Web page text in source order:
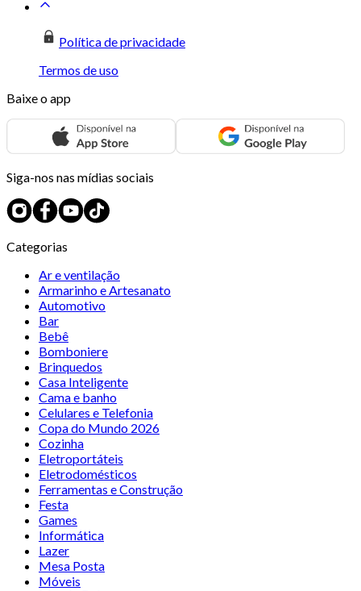
Política de privacidade
Termos de uso
Baixe o app
Siga-nos nas mídias sociais
Categorias
Ar e ventilação
Armarinho e Artesanato
Automotivo
Bar
Bebê
Bomboniere
Brinquedos
Casa Inteligente
Cama e banho
Celulares e Telefonia
Copa do Mundo 2026
Cozinha
Eletroportáteis
Eletrodomésticos
Ferramentas e Construção
Festa
Games
Informática
Lazer
Mesa Posta
Móveis